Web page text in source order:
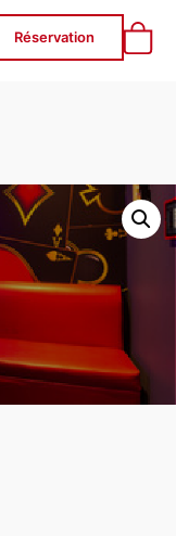
RED CORNER
Réservation